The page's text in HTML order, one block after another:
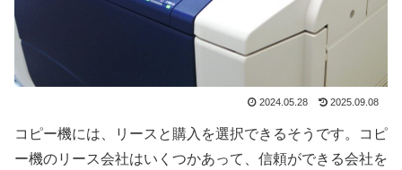
2024.05.28 2025.09.08
コピー機には、リースと購入を選択できるそうです。コピ
ー機のリース会社はいくつかあって、信頼ができる会社を